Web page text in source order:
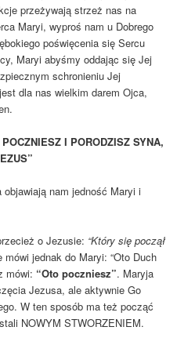
przeżywają strzeż nas na
Maryi, wyproś nam u Dobrego
poświęcenia się Sercu
Maryi abyśmy oddając się Jej
schronieniu Jej
dla nas wielkim darem Ojca,
I PORODZISZ SYNA,
objawiają nam jedność Maryi i
o Jezusie: “Który się począł
mówi jednak do Maryi: “Oto Duch
mówi: “Oto poczniesz”. Maryja
Jezusa, ale aktywnie Go
W ten sposób ma też począć
NOWYM STWORZENIEM.